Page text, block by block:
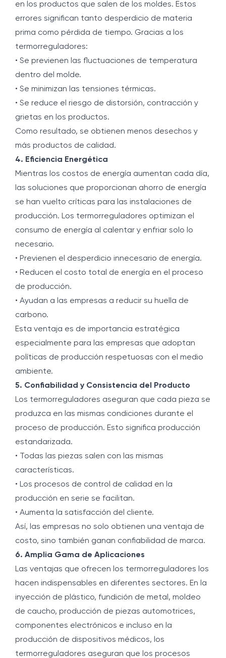
en los productos que salen de los moldes. Estos
errores significan tanto desperdicio de materia
prima como pérdida de tiempo. Gracias a los
termorreguladores:
• Se previenen las fluctuaciones de temperatura
dentro del molde.
• Se minimizan las tensiones térmicas.
• Se reduce el riesgo de distorsión, contracción y
grietas en los productos.
Como resultado, se obtienen menos desechos y
más productos de calidad.
4. Eficiencia Energética
Mientras los costos de energía aumentan cada día,
las soluciones que proporcionan ahorro de energía
se han vuelto críticas para las instalaciones de
producción. Los termorreguladores optimizan el
consumo de energía al calentar y enfriar solo lo
necesario.
• Previenen el desperdicio innecesario de energía.
• Reducen el costo total de energía en el proceso
de producción.
• Ayudan a las empresas a reducir su huella de
carbono.
Esta ventaja es de importancia estratégica
especialmente para las empresas que adoptan
políticas de producción respetuosas con el medio
ambiente.
5. Confiabilidad y Consistencia del Producto
Los termorreguladores aseguran que cada pieza se
produzca en las mismas condiciones durante el
proceso de producción. Esto significa producción
estandarizada.
• Todas las piezas salen con las mismas
características.
• Los procesos de control de calidad en la
producción en serie se facilitan.
• Aumenta la satisfacción del cliente.
Así, las empresas no solo obtienen una ventaja de
costo, sino también ganan confiabilidad de marca.
6. Amplia Gama de Aplicaciones
Las ventajas que ofrecen los termorreguladores los
hacen indispensables en diferentes sectores. En la
inyección de plástico, fundición de metal, moldeo
de caucho, producción de piezas automotrices,
componentes electrónicos e incluso en la
producción de dispositivos médicos, los
termorreguladores aseguran que los procesos